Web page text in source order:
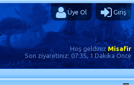
Üye Ol Giriş
Hoş geldinizMisafir
Son ziyaretiniz: 07:35, 1 Dakika Önce